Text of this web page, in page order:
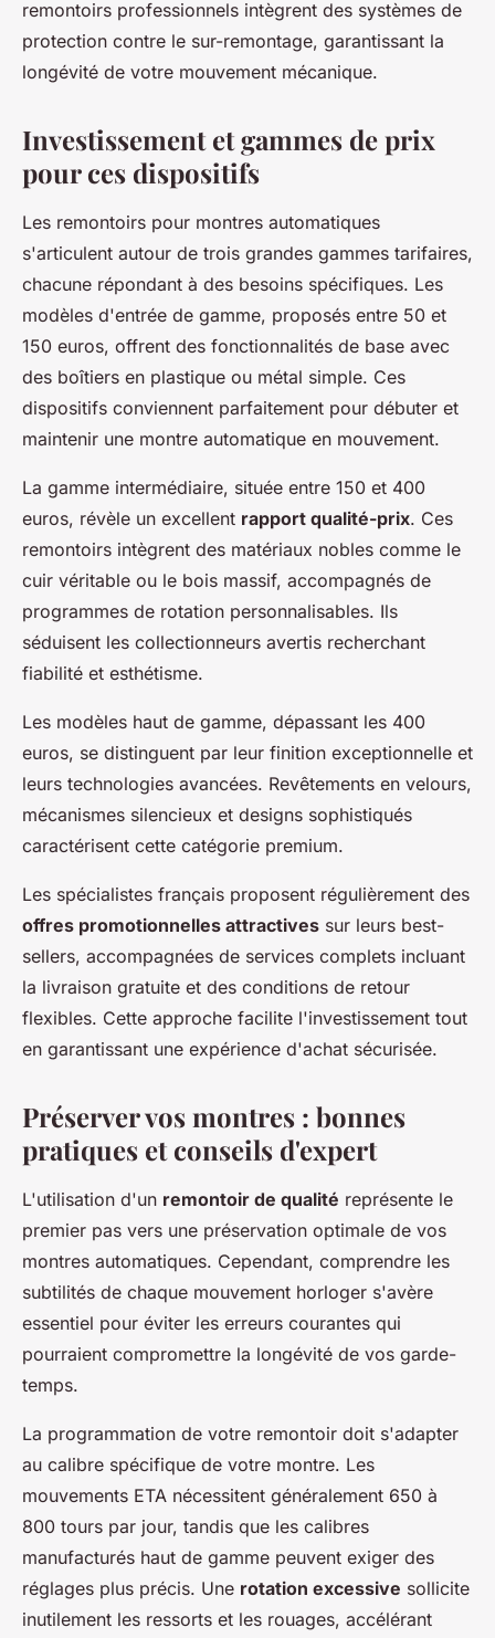
remontoirs professionnels intègrent des systèmes de
protection contre le sur-remontage, garantissant la
longévité de votre mouvement mécanique.
Investissement et gammes de prix
pour ces dispositifs
Les remontoirs pour montres automatiques
s'articulent autour de trois grandes gammes tarifaires,
chacune répondant à des besoins spécifiques. Les
modèles d'entrée de gamme, proposés entre 50 et
150 euros, offrent des fonctionnalités de base avec
des boîtiers en plastique ou métal simple. Ces
dispositifs conviennent parfaitement pour débuter et
maintenir une montre automatique en mouvement.
La gamme intermédiaire, située entre 150 et 400
euros, révèle un excellent rapport qualité-prix. Ces
remontoirs intègrent des matériaux nobles comme le
cuir véritable ou le bois massif, accompagnés de
programmes de rotation personnalisables. Ils
séduisent les collectionneurs avertis recherchant
fiabilité et esthétisme.
Les modèles haut de gamme, dépassant les 400
euros, se distinguent par leur finition exceptionnelle et
leurs technologies avancées. Revêtements en velours,
mécanismes silencieux et designs sophistiqués
caractérisent cette catégorie premium.
Les spécialistes français proposent régulièrement des
offres promotionnelles attractives sur leurs best-
sellers, accompagnées de services complets incluant
la livraison gratuite et des conditions de retour
flexibles. Cette approche facilite l'investissement tout
en garantissant une expérience d'achat sécurisée.
Préserver vos montres : bonnes
pratiques et conseils d'expert
L'utilisation d'un remontoir de qualité représente le
premier pas vers une préservation optimale de vos
montres automatiques. Cependant, comprendre les
subtilités de chaque mouvement horloger s'avère
essentiel pour éviter les erreurs courantes qui
pourraient compromettre la longévité de vos garde-
temps.
La programmation de votre remontoir doit s'adapter
au calibre spécifique de votre montre. Les
mouvements ETA nécessitent généralement 650 à
800 tours par jour, tandis que les calibres
manufacturés haut de gamme peuvent exiger des
réglages plus précis. Une rotation excessive sollicite
inutilement les ressorts et les rouages, accélérant